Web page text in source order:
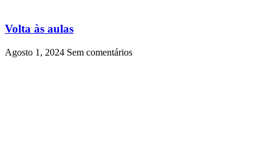
Volta às aulas
Agosto 1, 2024 Sem comentários